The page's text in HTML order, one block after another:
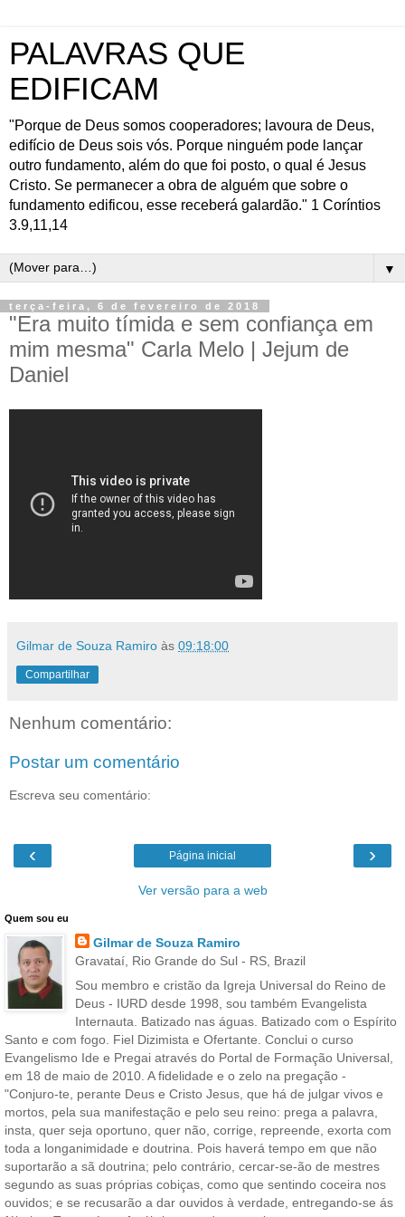
PALAVRAS QUE
EDIFICAM
"Porque de Deus somos cooperadores; lavoura de Deus,
edifício de Deus sois vós. Porque ninguém pode lançar
outro fundamento, além do que foi posto, o qual é Jesus
Cristo. Se permanecer a obra de alguém que sobre o
fundamento edificou, esse receberá galardão." 1 Coríntios
3.9,11,14
▼
terça-feira, 6 de fevereiro de 2018
"Era muito tímida e sem confiança em
mim mesma" Carla Melo | Jejum de
Daniel
Gilmar de Souza Ramiro às 09:18:00
Compartilhar
Nenhum comentário:
Postar um comentário
Escreva seu comentário:
‹ ›
Página inicial
Ver versão para a web
Quem sou eu
Gilmar de Souza Ramiro
Gravataí, Rio Grande do Sul - RS, Brazil
Sou membro e cristão da Igreja Universal do Reino de
Deus - IURD desde 1998, sou também Evangelista
Internauta. Batizado nas águas. Batizado com o Espírito
Santo e com fogo. Fiel Dizimista e Ofertante. Conclui o curso
Evangelismo Ide e Pregai através do Portal de Formação Universal,
em 18 de maio de 2010. A fidelidade e o zelo na pregação -
"Conjuro-te, perante Deus e Cristo Jesus, que há de julgar vivos e
mortos, pela sua manifestação e pelo seu reino: prega a palavra,
insta, quer seja oportuno, quer não, corrige, repreende, exorta com
toda a longanimidade e doutrina. Pois haverá tempo em que não
suportarão a sã doutrina; pelo contrário, cercar-se-ão de mestres
segundo as suas próprias cobiças, como que sentindo coceira nos
ouvidos; e se recusarão a dar ouvidos à verdade, entregando-se ás